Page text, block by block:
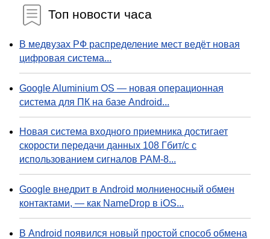
Топ новости часа
В медвузах РФ распределение мест ведёт новая
цифровая система...
Google Aluminium OS — новая операционная
система для ПК на базе Android...
Новая система входного приемника достигает
скорости передачи данных 108 Гбит/с с
использованием сигналов PAM-8...
Google внедрит в Android молниеносный обмен
контактами, — как NameDrop в iOS...
В Android появился новый простой способ обмена